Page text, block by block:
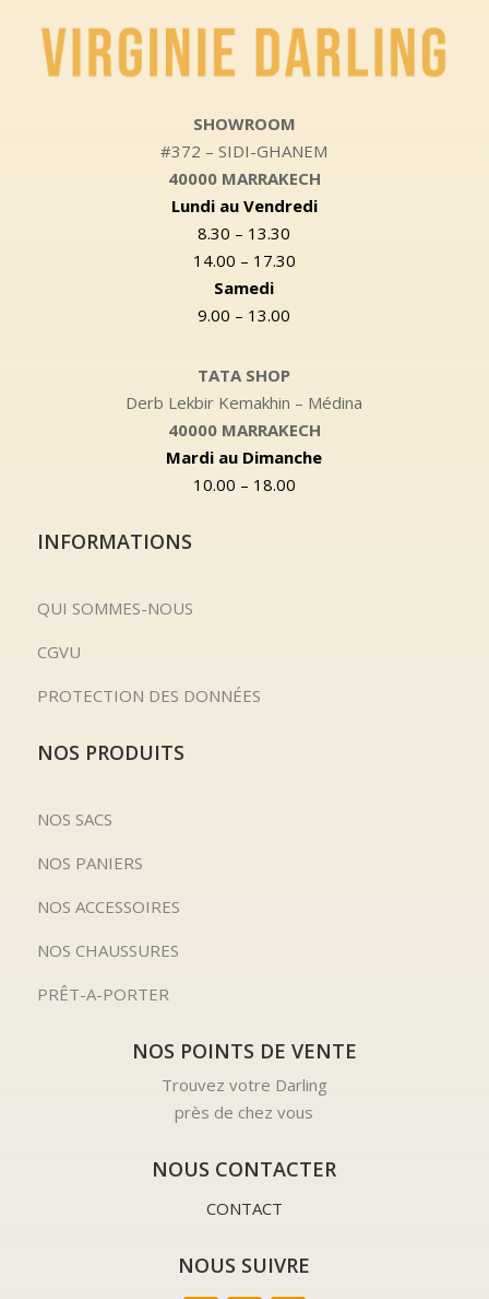
SHOWROOM
#372 – SIDI-GHANEM
40000 MARRAKECH
Lundi au Vendredi
8.30 – 13.30
14.00 – 17.30
Samedi
9.00 – 13.00
TATA SHOP
Derb Lekbir Kemakhin – Médina
40000 MARRAKECH
Mardi au Dimanche
10.00 – 18.00
INFORMATIONS
QUI SOMMES-NOUS
CGVU
PROTECTION DES DONNÉES
NOS PRODUITS
NOS SACS
NOS PANIERS
NOS ACCESSOIRES
NOS CHAUSSURES
PRÊT-A-PORTER
NOS POINTS DE VENTE
Trouvez votre Darling
près de chez vous
NOUS CONTACTER
CONTACT
NOUS SUIVRE